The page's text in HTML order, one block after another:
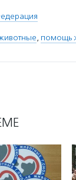
, помощь